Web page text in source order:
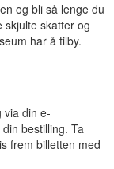
og bli så lenge du
skjulte skatter og
har å tilby.
via din e-
bestilling. Ta
frem billetten med